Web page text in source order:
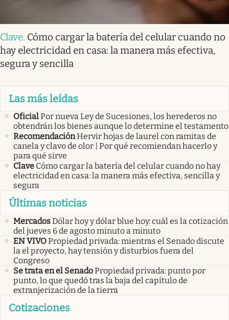
Clave. Cómo cargar la batería del celular cuando no
hay electricidad en casa: la manera más efectiva,
segura y sencilla
Las más leídas
OficialPor nueva Ley de Sucesiones, los herederos no
obtendrán los bienes aunque lo determine el testamento
RecomendaciónHervir hojas de laurel con ramitas de
canela y clavo de olor | Por qué recomiendan hacerlo y
para qué sirve
Clave Cómo cargar la batería del celular cuando no hay
electricidad en casa: la manera más efectiva, sencilla y
segura
Últimas noticias
MercadosDólar hoy y dólar blue hoy: cuál es la cotización
del jueves 6 de agosto minuto a minuto
EN VIVOPropiedad privada: mientras el Senado discute
la el proyecto, hay tensión y disturbios fuera del
Congreso
Se trata en el SenadoPropiedad privada: punto por
punto, lo que quedó tras la baja del capítulo de
extranjerización de la tierra
Cotizaciones